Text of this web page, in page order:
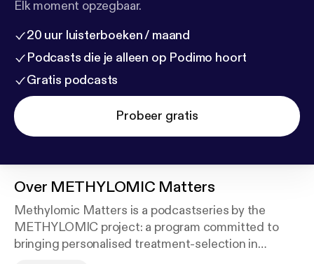
Elk moment opzegbaar.
20 uur luisterboeken / maand
Podcasts die je alleen op Podimo hoort
Gratis podcasts
Probeer gratis
Over METHYLOMIC Matters
Methylomic Matters is a podcastseries by the
METHYLOMIC project: a program committed to
bringing personalised treatment-selection in